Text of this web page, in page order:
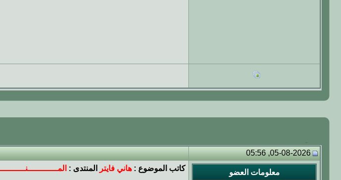
05-08-2026, 05:56
معلومات العضو كاتب الموضوع : هاني فايتر المنتدى :